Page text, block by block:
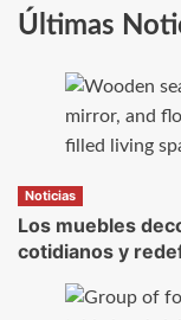
Últimas
Noticias
Los muebles
cotidianos y